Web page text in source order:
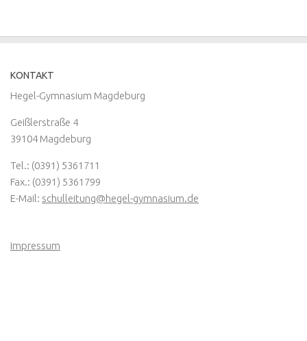
KONTAKT
Hegel-Gymnasium Magdeburg
Geißlerstraße 4
39104 Magdeburg
Tel.: (0391) 5361711
Fax.: (0391) 5361799
E-Mail: schulleitung@hegel-gymnasium.de
Impressum